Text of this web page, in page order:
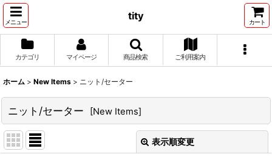
メニュー
tity
カート
カテゴリ マイページ 商品検索 ご利用案内
ホーム > New Items > ニット/セーター
ニット/セーター [New Items]
表示順変更